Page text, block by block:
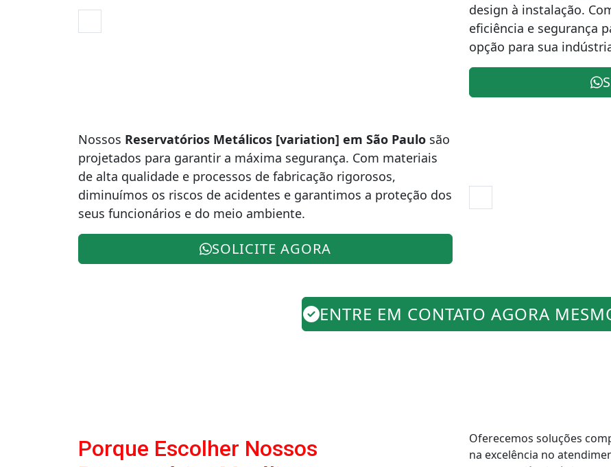
design à instalação.
eficiência e segurança
opção para sua
Nossos Reservatórios Metálicos [variation] em São Paulo são
projetados para garantir a máxima segurança. Com materiais
de alta qualidade e processos de fabricação rigorosos,
diminuímos os riscos de acidentes e garantimos a proteção dos
seus funcionários e do meio ambiente.
SOLICITE AGORA
ENTRE EM CONTATO AGORA
Porque Escolher Nossos
Oferecemos soluções
na excelência no